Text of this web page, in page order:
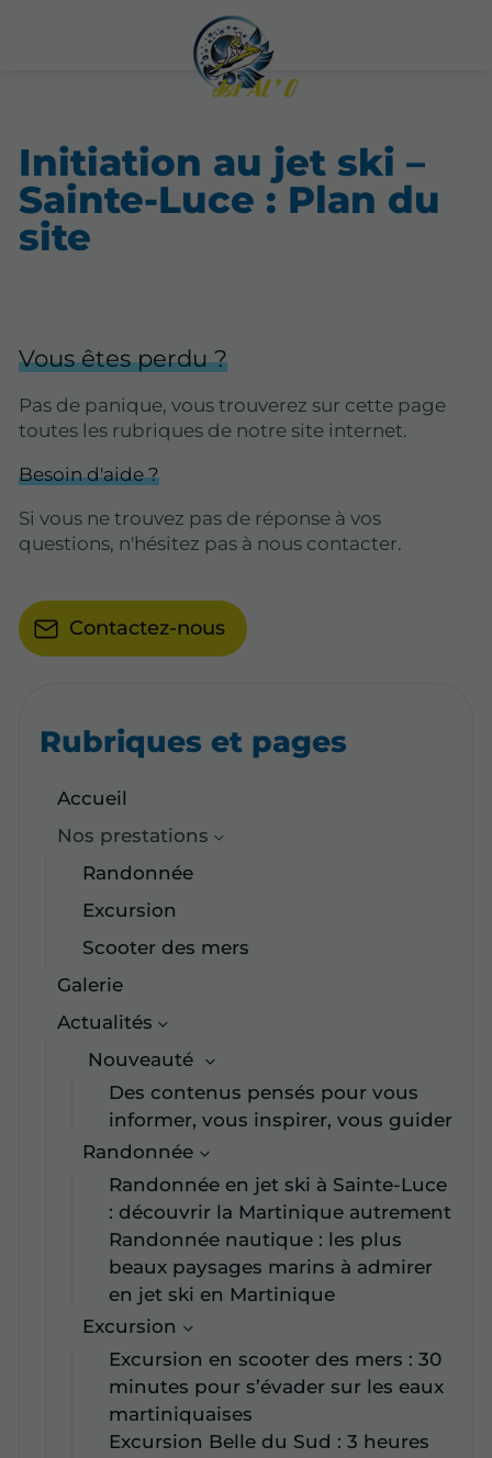
Initiation au jet ski –
Sainte-Luce : Plan du
site
Vous êtes perdu ?
Pas de panique, vous trouverez sur cette page
toutes les rubriques de notre site internet.​​
Besoin d'aide ?
Si vous ne trouvez pas de réponse à vos
questions, n'hésitez pas à nous contacter.
Contactez-nous
Rubriques et pages
Accueil
Nos prestations
Randonnée
Excursion
Scooter des mers
Galerie
Actualités
Nouveauté
Des contenus pensés pour vous
informer, vous inspirer, vous guider
Randonnée
Randonnée en jet ski à Sainte-Luce
: découvrir la Martinique autrement
Randonnée nautique : les plus
beaux paysages marins à admirer
en jet ski en Martinique
Excursion
Excursion en scooter des mers : 30
minutes pour s’évader sur les eaux
martiniquaises
Excursion Belle du Sud : 3 heures